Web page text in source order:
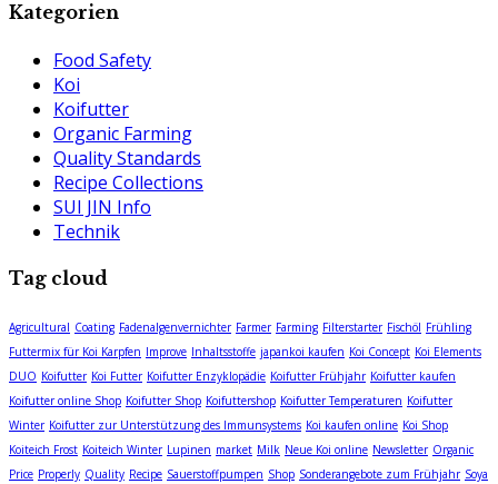
Kategorien
Food Safety
Koi
Koifutter
Organic Farming
Quality Standards
Recipe Collections
SUI JIN Info
Technik
Tag cloud
Agricultural Coating Fadenalgenvernichter Farmer Farming Filterstarter Fischöl Frühling
Futtermix für Koi Karpfen Improve Inhaltsstoffe japankoi kaufen Koi Concept Koi Elements
DUO Koifutter Koi Futter Koifutter Enzyklopädie Koifutter Frühjahr Koifutter kaufen
Koifutter online Shop Koifutter Shop Koifuttershop Koifutter Temperaturen Koifutter
Winter Koifutter zur Unterstützung des Immunsystems Koi kaufen online Koi Shop
Koiteich Frost Koiteich Winter Lupinen market Milk Neue Koi online Newsletter Organic
Price Properly Quality Recipe Sauerstoffpumpen Shop Sonderangebote zum Frühjahr Soya